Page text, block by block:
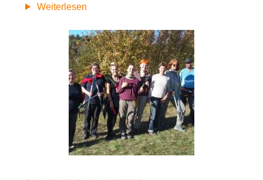
Weiterlesen
im
BPWW
und
Nationalpark
Donau-
Auen